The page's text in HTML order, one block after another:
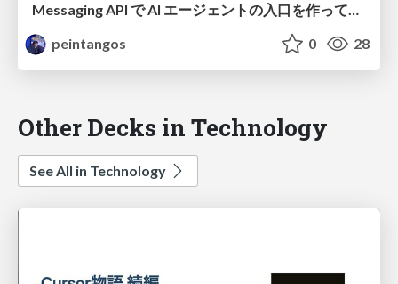
Messaging API で AI エージェントの入口を作ってみた
peintangos
0 28
Other Decks in Technology
See All in Technology